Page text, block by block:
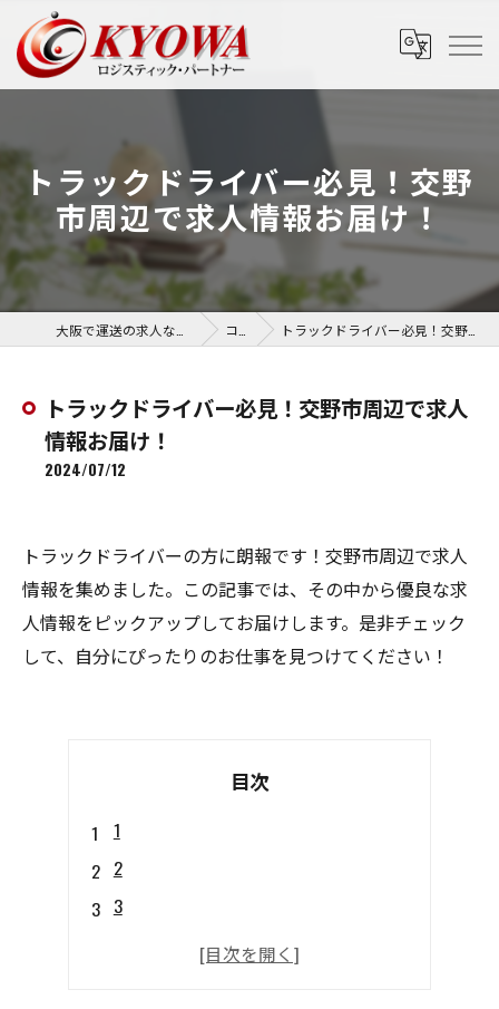
トラックドライバー必見！交野
市周辺で求人情報お届け！
コラム トラックドライバー必見！交野市周辺で求人情報お届け！
トラックドライバー必見！交野市周辺で求人
情報お届け！
2024/07/12
トラックドライバーの方に朗報です！交野市周辺で求人
情報を集めました。この記事では、その中から優良な求
人情報をピックアップしてお届けします。是非チェック
して、自分にぴったりのお仕事を見つけてください！
目次
1
2
3